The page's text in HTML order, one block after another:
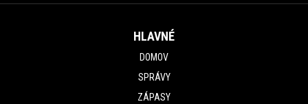
HLAVNÉ
DOMOV
SPRÁVY
ZÁPASY